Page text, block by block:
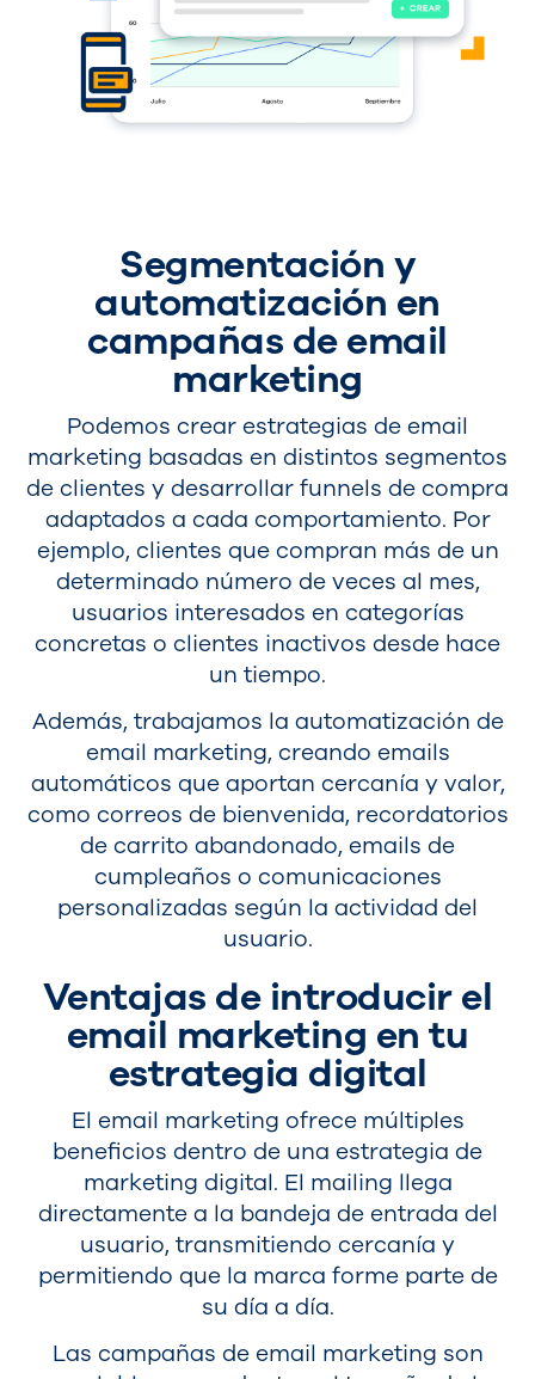
Segmentación y
automatización en
campañas de email
marketing
Podemos crear estrategias de email
marketing basadas en distintos segmentos
de clientes y desarrollar funnels de compra
adaptados a cada comportamiento. Por
ejemplo, clientes que compran más de un
determinado número de veces al mes,
usuarios interesados en categorías
concretas o clientes inactivos desde hace
un tiempo.
Además, trabajamos la automatización de
email marketing, creando emails
automáticos que aportan cercanía y valor,
como correos de bienvenida, recordatorios
de carrito abandonado, emails de
cumpleaños o comunicaciones
personalizadas según la actividad del
usuario.
Ventajas de introducir el
email marketing en tu
estrategia digital
El email marketing ofrece múltiples
beneficios dentro de una estrategia de
marketing digital. El mailing llega
directamente a la bandeja de entrada del
usuario, transmitiendo cercanía y
permitiendo que la marca forme parte de
su día a día.
Las campañas de email marketing son